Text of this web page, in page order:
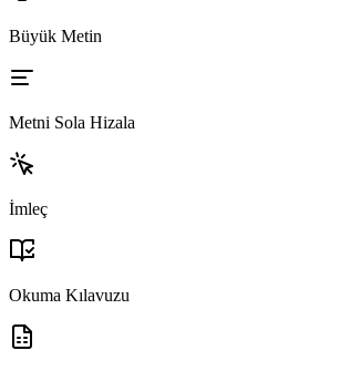
Büyük Metin
Metni Sola Hizala
İmleç
Okuma Kılavuzu